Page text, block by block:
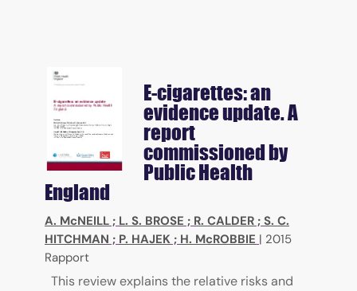
E-cigarettes: an
evidence update. A
report
commissioned by
Public Health
England
A. McNEILL ; L. S. BROSE ; R. CALDER ; S. C.
HITCHMAN ; P. HAJEK ; H. McROBBIE | 2015
Rapport
This review explains the relative risks and